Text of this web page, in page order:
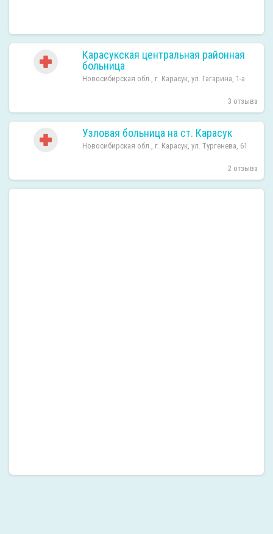
Карасукская центральная районная
больница
Новосибирская обл., г. Карасук, ул. Гагарина, 1-а
3 отзыва
Узловая больница на ст. Карасук
Новосибирская обл., г. Карасук, ул. Тургенева, 61
2 отзыва